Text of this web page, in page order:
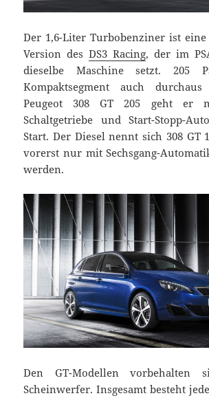
Der 1,6-Liter Turbobenziner ist eine
Version desDS3 Racing, der im
dieselbe Maschine setzt. 205
Kompaktsegment auch
Peugeot 308 GT 205 geht er
Schaltgetriebe und Start-Stopp-
Start. Der Diesel nennt sich 308 GT
vorerst nur mit Sechsgang-
werden.
Den GT-Modellen vorbehalten
Scheinwerfer. Insgesamt besteht